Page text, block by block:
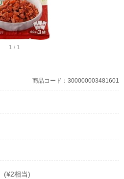
1 / 1
商品コード：300000003481601
(¥2相当)